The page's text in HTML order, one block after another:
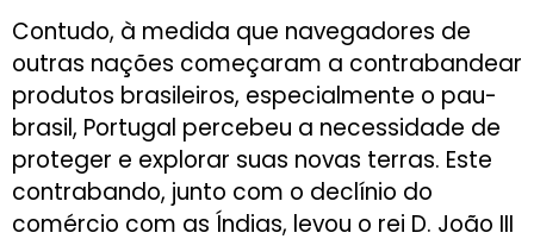
Contudo, à medida que navegadores de
outras nações começaram a contrabandear
produtos brasileiros, especialmente o pau-
brasil, Portugal percebeu a necessidade de
proteger e explorar suas novas terras. Este
contrabando, junto com o declínio do
comércio com as Índias, levou o rei D. João III